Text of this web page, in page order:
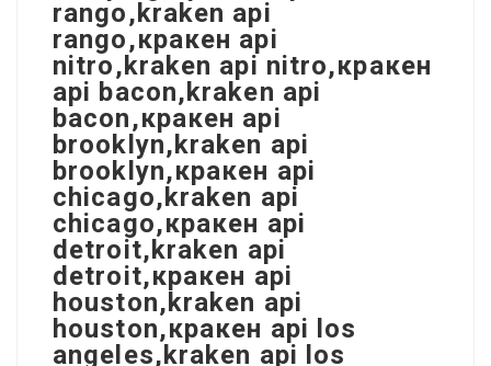
rango,kraken api
rango,кракен api
nitro,kraken api nitro,кракен
api bacon,kraken api
bacon,кракен api
brooklyn,kraken api
brooklyn,кракен api
chicago,kraken api
chicago,кракен api
detroit,kraken api
detroit,кракен api
houston,kraken api
houston,кракен api los
angeles,kraken api los